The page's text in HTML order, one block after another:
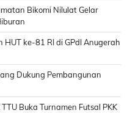
Bikomi Nilulat Gelar
HUT ke-81 RI di GPdI Anugerah
Dukung Pembangunan
Buka Turnamen Futsal PKK